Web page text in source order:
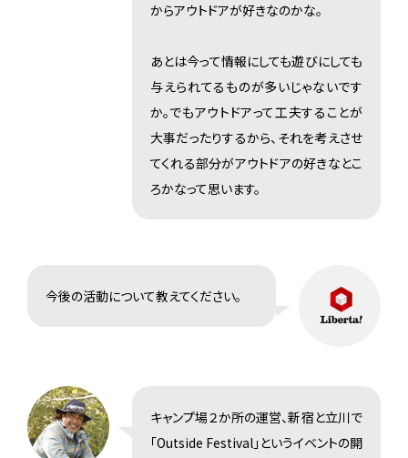
からアウトドアが好きなのかな。
あとは今って情報にしても遊びにしても
与えられてるものが多いじゃないです
か。でもアウトドアって工夫することが
大事だったりするから、それを考えさせ
てくれる部分がアウトドアの好きなとこ
ろかなって思います。
今後の活動について教えてください。
キャンプ場２か所の運営、新宿と立川で
「Outside Festival」というイベントの開